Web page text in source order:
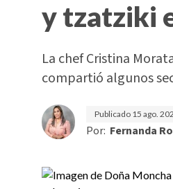
y tzatziki
La chef Cristina
compartió algunos
Publicado 15 ago.
Por: Fernanda